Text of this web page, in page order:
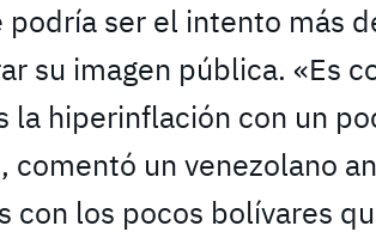
podría ser el intento más
su imagen pública. «Es
la hiperinflación con un
comentó un venezolano
con los pocos bolívares